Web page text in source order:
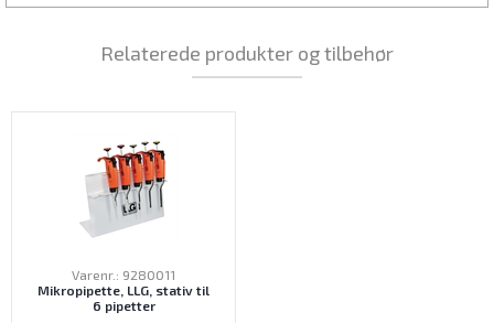
Relaterede produkter og tilbehør
Varenr.: 9280011
Mikropipette, LLG, stativ til
6 pipetter